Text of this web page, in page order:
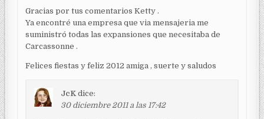
Gracias por tus comentarios Ketty .
Ya encontré una empresa que via mensajeria me
suministró todas las expansiones que necesitaba de
Carcassonne .
Felices fiestas y feliz 2012 amiga , suerte y saludos
JcK dice:
30 diciembre 2011 a las 17:42